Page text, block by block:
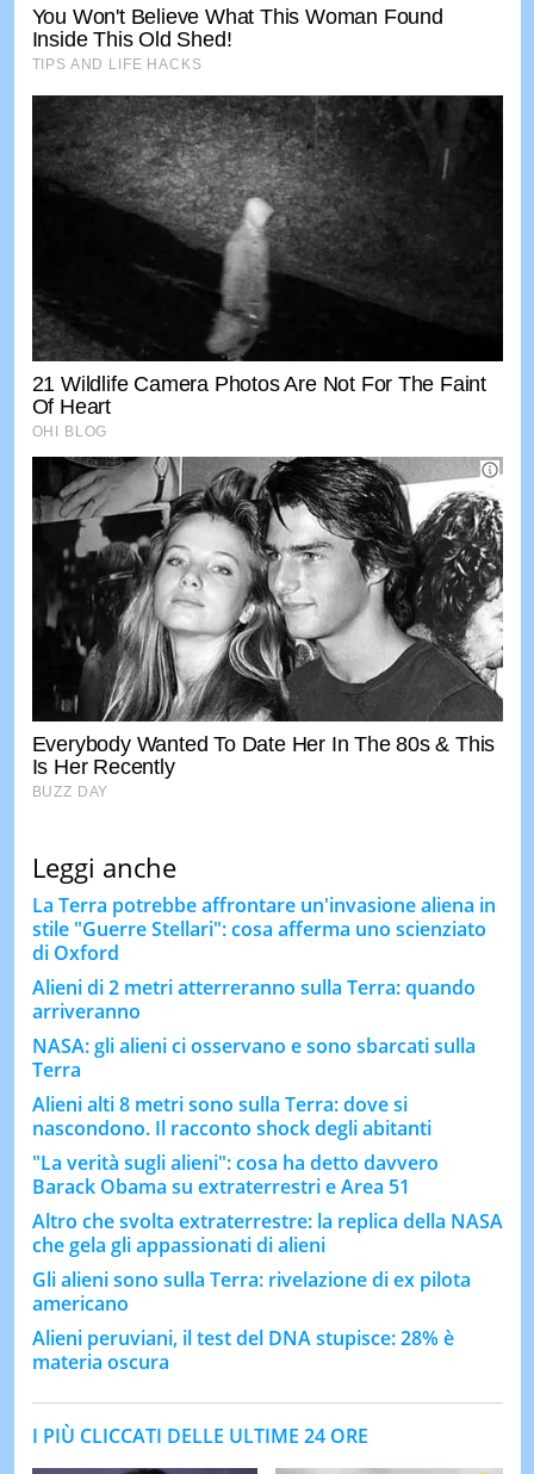
Leggi anche
La Terra potrebbe affrontare un'invasione aliena in
stile "Guerre Stellari": cosa afferma uno scienziato
di Oxford
Alieni di 2 metri atterreranno sulla Terra: quando
arriveranno
NASA: gli alieni ci osservano e sono sbarcati sulla
Terra
Alieni alti 8 metri sono sulla Terra: dove si
nascondono. Il racconto shock degli abitanti
"La verità sugli alieni": cosa ha detto davvero
Barack Obama su extraterrestri e Area 51
Altro che svolta extraterrestre: la replica della NASA
che gela gli appassionati di alieni
Gli alieni sono sulla Terra: rivelazione di ex pilota
americano
Alieni peruviani, il test del DNA stupisce: 28% è
materia oscura
I PIÙ CLICCATI DELLE ULTIME 24 ORE